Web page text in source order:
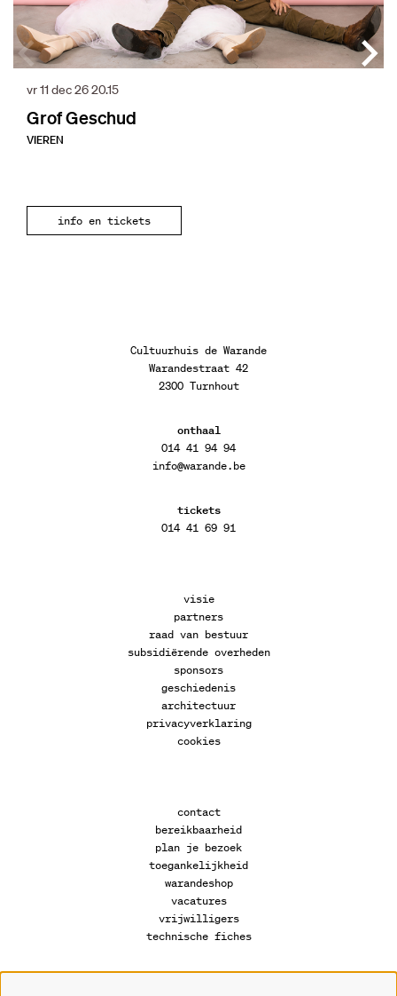
Grof Geschud
VIEREN
vr 11 dec 2620.15
info en tickets
Cultuurhuis de Warande
Warandestraat 42
2300 Turnhout
onthaal
014 41 94 94
info@warande.be
tickets
014 41 69 91
visie
partners
raad van bestuur
subsidiërende overheden
sponsors
geschiedenis
architectuur
privacyverklaring
cookies
contact
bereikbaarheid
plan je bezoek
toegankelijkheid
warandeshop
vacatures
vrijwilligers
technische fiches